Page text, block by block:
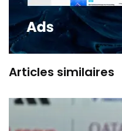
Articles similaires